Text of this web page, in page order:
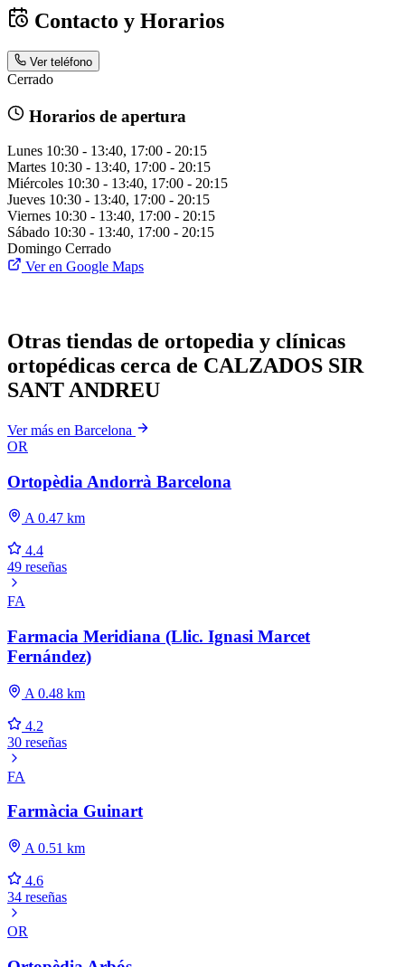
Contacto y Horarios
Ver teléfono
Cerrado
Horarios de apertura
Lunes 10:30 - 13:40, 17:00 - 20:15
Martes 10:30 - 13:40, 17:00 - 20:15
Miércoles 10:30 - 13:40, 17:00 - 20:15
Jueves 10:30 - 13:40, 17:00 - 20:15
Viernes 10:30 - 13:40, 17:00 - 20:15
Sábado 10:30 - 13:40, 17:00 - 20:15
Domingo Cerrado
Ver en Google Maps
Otras tiendas de ortopedia y clínicas
ortopédicas cerca de CALZADOS SIR
SANT ANDREU
Ver más en Barcelona
OR
Ortopèdia Andorrà Barcelona
A 0.47 km
4.4
49 reseñas
FA
Farmacia Meridiana (Llic. Ignasi Marcet
Fernández)
A 0.48 km
4.2
30 reseñas
FA
Farmàcia Guinart
A 0.51 km
4.6
34 reseñas
OR